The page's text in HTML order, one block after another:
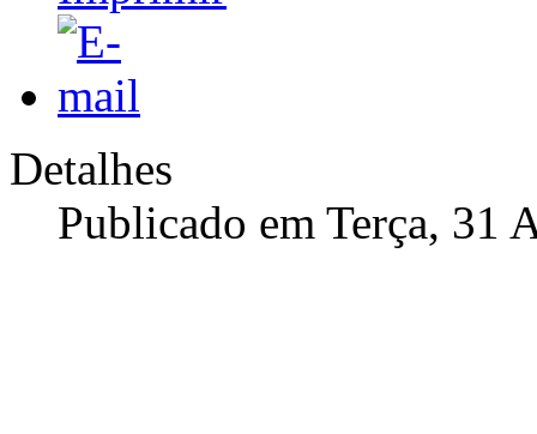
Detalhes
Publicado em Terça, 31